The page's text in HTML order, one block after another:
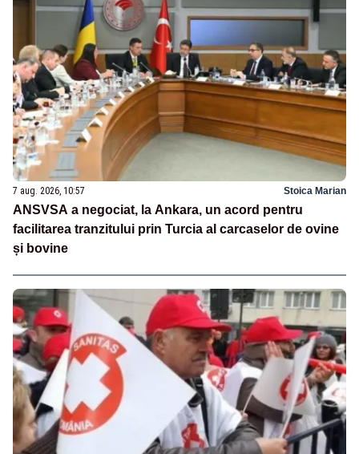
7 aug. 2026, 10:57 Stoica Marian
ANSVSA a negociat, la Ankara, un acord pentru
facilitarea tranzitului prin Turcia al carcaselor de ovine
și bovine